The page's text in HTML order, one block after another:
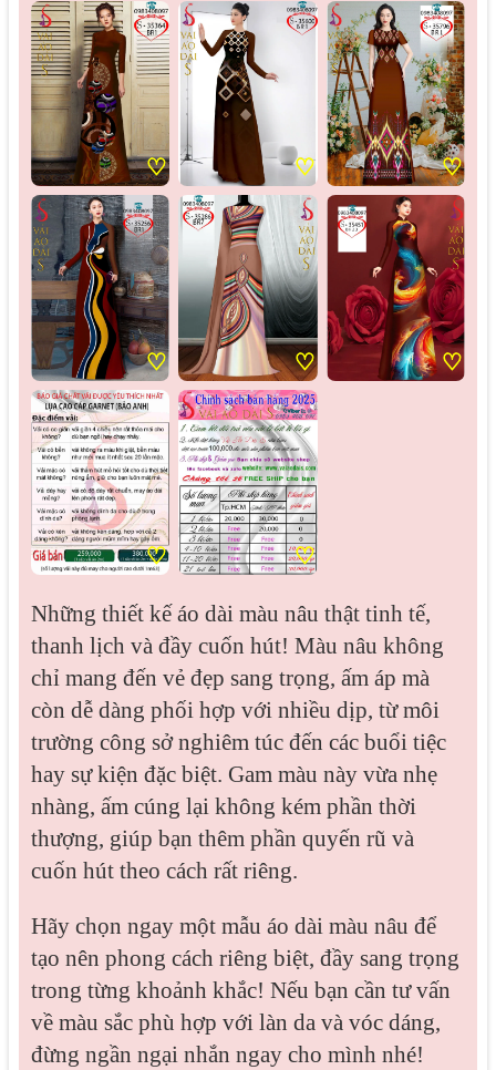
♡ ♡ ♡
♡ ♡ ♡
♡ ♡
Những thiết kế áo dài màu nâu thật tinh tế,
thanh lịch và đầy cuốn hút! Màu nâu không
chỉ mang đến vẻ đẹp sang trọng, ấm áp mà
còn dễ dàng phối hợp với nhiều dịp, từ môi
trường công sở nghiêm túc đến các buổi tiệc
hay sự kiện đặc biệt. Gam màu này vừa nhẹ
nhàng, ấm cúng lại không kém phần thời
thượng, giúp bạn thêm phần quyến rũ và
cuốn hút theo cách rất riêng.
Hãy chọn ngay một mẫu áo dài màu nâu để
tạo nên phong cách riêng biệt, đầy sang trọng
trong từng khoảnh khắc! Nếu bạn cần tư vấn
về màu sắc phù hợp với làn da và vóc dáng,
đừng ngần ngại nhắn ngay cho mình nhé!